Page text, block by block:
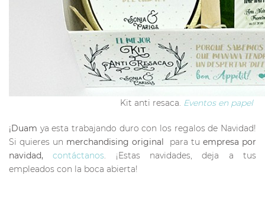
Kit anti resaca. Eventos en papel
¡Duam ya esta trabajando duro con los regalos de Navidad!
Si quieres un merchandising original para tu empresa por
navidad,contáctanos . ¡Estas navidades, deja a tus
empleados con la boca abierta!